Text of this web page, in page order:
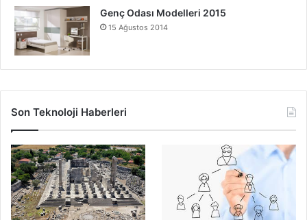
Genç Odası Modelleri 2015
15 Ağustos 2014
Son Teknoloji Haberleri